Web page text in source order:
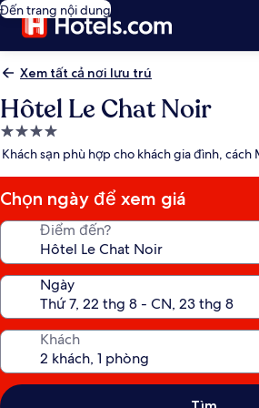
Đến trang nội dung
Xem tất cả nơi lưu trú
Hôtel Le Chat Noir
Nơi
lưu
4.0
sao
Khách sạn phù hợp cho khách gia đình, cách
Chọn ngày để xem giá
Điểm đến?
Ngày
Khách